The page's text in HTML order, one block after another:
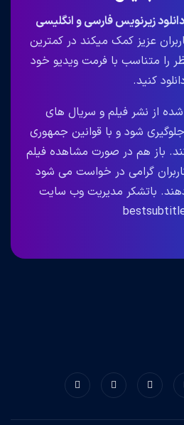
زیرنویس فارسی و انگلیسی
عزیز کمک میکند در کمترین
را متناسب با فرمت ویدیو خود
کنید.
از نشر فیلم و سریال های
شود و با قوانین جمهوری
باز هم در صورت مشاهده فیلم
گرامی در خواست می شود
باتشکر مدیریت وب سایت